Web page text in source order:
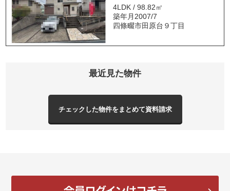
4LDK / 98.82㎡
築年月2007/7
四條畷市田原台９丁目
最近見た物件